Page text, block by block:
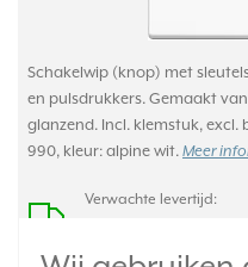
Schakelwip (knop) met
en pulsdrukkers. Gemaakt
glanzend. Incl. klemstuk, excl.
990, kleur: alpine wit. Meer
Verwachte levertijd:
Huidige voorraad: